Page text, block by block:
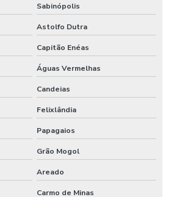
Sabinópolis
Astolfo Dutra
Capitão Enéas
Águas Vermelhas
Candeias
Felixlândia
Papagaios
Grão Mogol
Areado
Carmo de Minas